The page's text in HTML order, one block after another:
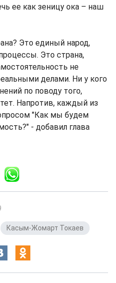
ее как зеницу ока – наш
Это единый народ,
Это страна,
не
делами. Ни у кого
по поводу того,
Напротив, каждый из
"Как мы будем
- добавил глава
Касым-Жомарт Токаев